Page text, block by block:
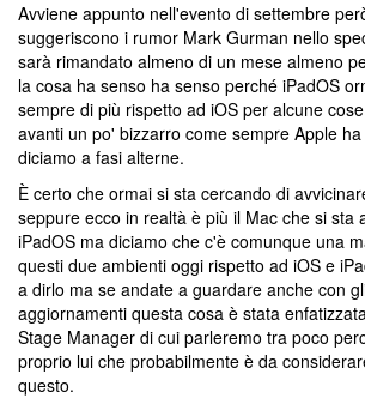
Avviene appunto nell'evento di settembre
suggeriscono i rumor Mark Gurman nello
sarà rimandato almeno di un mese almeno
la cosa ha senso ha senso perché iPadOS
sempre di più rispetto ad iOS per alcune
avanti un po' bizzarro come sempre Apple
diciamo a fasi alterne.
È certo che ormai si sta cercando di
seppure ecco in realtà è più il Mac che si sta
iPadOS ma diciamo che c'è comunque una
questi due ambienti oggi rispetto ad iOS e
a dirlo ma se andate a guardare anche con
aggiornamenti questa cosa è stata
Stage Manager di cui parleremo tra poco
proprio lui che probabilmente è da
questo.